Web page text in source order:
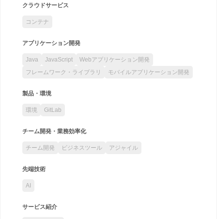
クラウドサービス
コンテナ
アプリケーション開発
Java JavaScript
Webアプリケーション開発
フレームワーク・ライブラリ
モバイルアプリケーション開発
製品・環境
環境 GitLab
チーム開発・業務効率化
チーム開発 ビジネスツール アジャイル
先端技術
AI
サービス紹介